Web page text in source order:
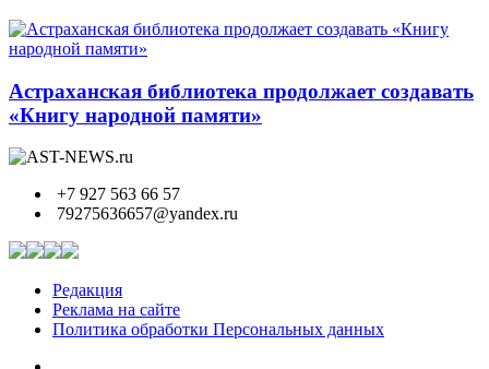
Астраханская библиотека продолжает создавать
«Книгу народной памяти»
+7 927 563 66 57
79275636657@yandex.ru
Редакция
Реклама на сайте
Политика обработки Персональных данных